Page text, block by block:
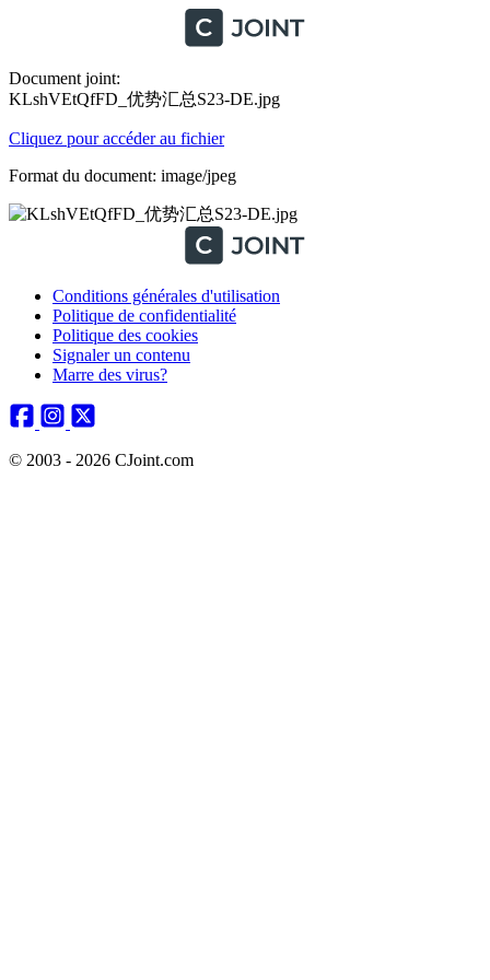
Document joint:
KLshVEtQfFD_优势汇总S23-DE.jpg
Cliquez pour accéder au fichier
Format du document: image/jpeg
Conditions générales d'utilisation
Politique de confidentialité
Politique des cookies
Signaler un contenu
Marre des virus?
© 2003 - 2026 CJoint.com